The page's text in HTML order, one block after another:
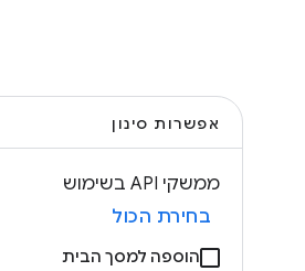
אפשרות סינון
ממשקי API בשימוש
בחירת הכול
הוספה למסך הבית